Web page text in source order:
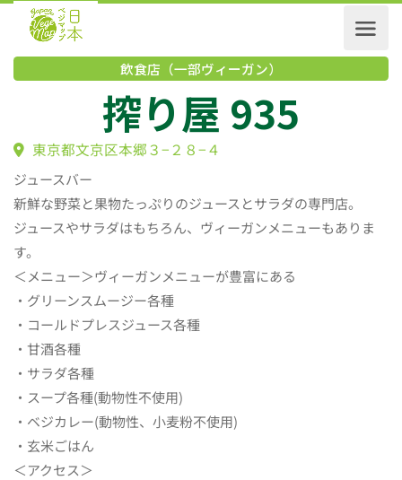
飲食店（一部ヴィーガン）
搾り屋 935
東京都文京区本郷３−２８−４
ジュースバー
新鮮な野菜と果物たっぷりのジュースとサラダの専門店。
ジュースやサラダはもちろん、ヴィーガンメニューもありま
す。
＜メニュー＞ヴィーガンメニューが豊富にある
・グリーンスムージー各種
・コールドプレスジュース各種
・甘酒各種
・サラダ各種
・スープ各種(動物性不使用)
・ベジカレー(動物性、小麦粉不使用)
・玄米ごはん
＜アクセス＞